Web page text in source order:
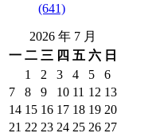
(641)
2026 年 7 月
一 二 三 四 五 六 日
1
2 3 4 5
6
7
8 9 10 11 12 13
14 15 16 17 18 19 20
21 22 23 24 25 26 27